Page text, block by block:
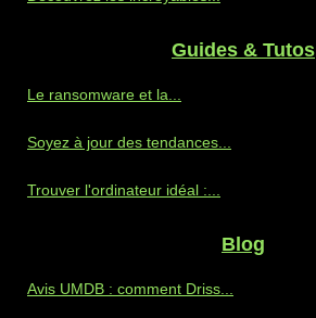
Guides & Tutos
Le ransomware et la...
Soyez à jour des tendances...
Trouver l'ordinateur idéal :...
Blog
Avis UMDB : comment Driss...